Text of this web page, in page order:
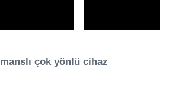
çok yönlü cihaz